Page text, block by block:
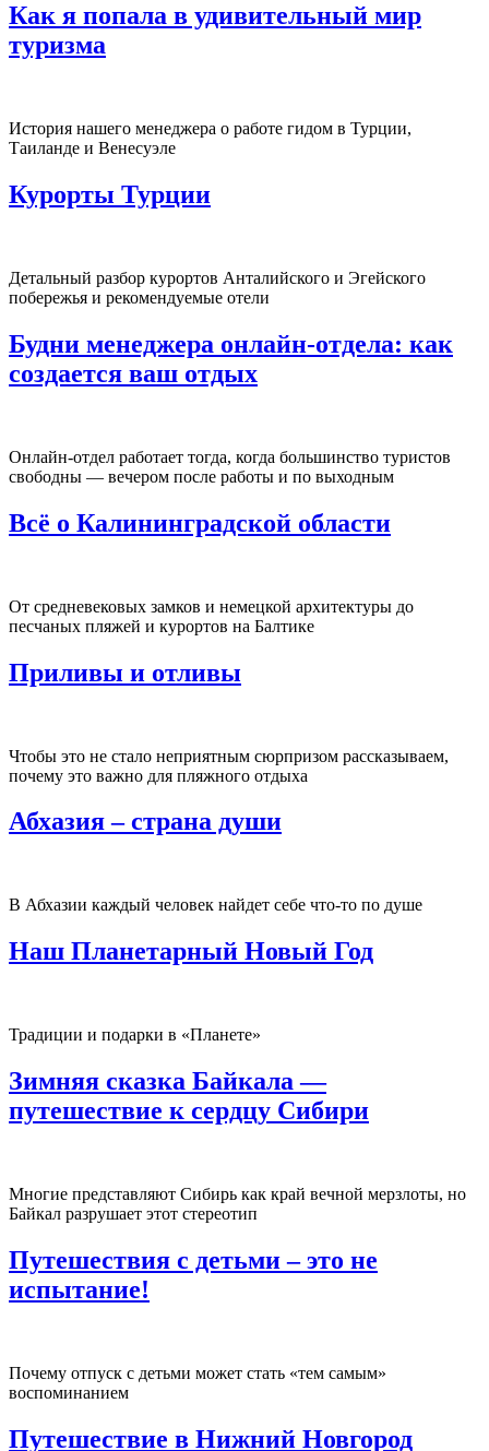
Как я попала в удивительный мир
туризма
История нашего менеджера о работе гидом в Турции,
Таиланде и Венесуэле
Курорты Турции
Детальный разбор курортов Анталийского и Эгейского
побережья и рекомендуемые отели
Будни менеджера онлайн-отдела: как
создается ваш отдых
Онлайн-отдел работает тогда, когда большинство туристов
свободны — вечером после работы и по выходным
Всё о Калининградской области
От средневековых замков и немецкой архитектуры до
песчаных пляжей и курортов на Балтике
Приливы и отливы
Чтобы это не стало неприятным сюрпризом рассказываем,
почему это важно для пляжного отдыха
Абхазия – страна души
В Абхазии каждый человек найдет себе что-то по душе
Наш Планетарный Новый Год
Традиции и подарки в «Планете»
Зимняя сказка Байкала —
путешествие к сердцу Сибири
Многие представляют Сибирь как край вечной мерзлоты, но
Байкал разрушает этот стереотип
Путешествия с детьми – это не
испытание!
Почему отпуск с детьми может стать «тем самым»
воспоминанием
Путешествие в Нижний Новгород